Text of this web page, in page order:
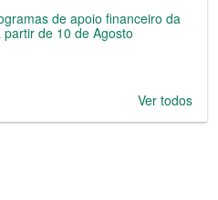
de apoio financeiro da
de 10 de Agosto
Ver todos